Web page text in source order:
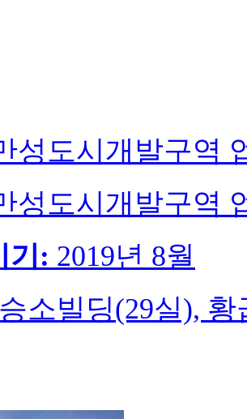
성도시개발구역
성도시개발구역
기: 2019년 8월
승소빌딩(29실), 황